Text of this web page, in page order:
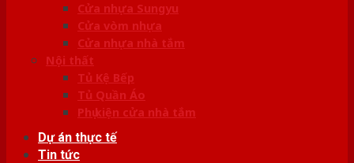
Cửa nhựa Sungyu
Cửa vòm nhựa
Cửa nhựa nhà tắm
Nội thất
Tủ Kệ Bếp
Tủ Quần Áo
Phụ kiện cửa nhà tắm
Dự án thực tế
Tin tức